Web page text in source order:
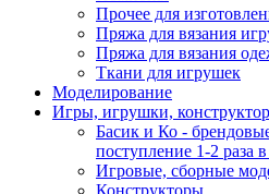
Прочее для
Пряжа для вязания
Пряжа для вязания
Ткани для игрушек
Моделирование
Игры, игрушки,
Басик и Ко -
поступление 1-2 раза
Игровые, сборные
Конструкторы